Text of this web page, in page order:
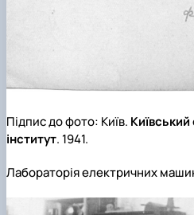
Підпис до фото: Київ.
інститут. 1941.
Лабораторія електричних